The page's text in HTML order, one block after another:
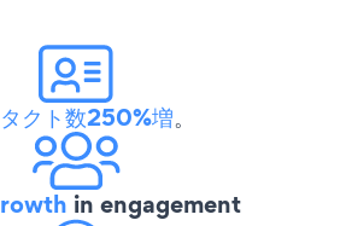
クト数250%増。
in engagement